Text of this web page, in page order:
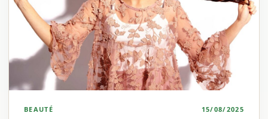
BEAUTÉ 15/08/2025